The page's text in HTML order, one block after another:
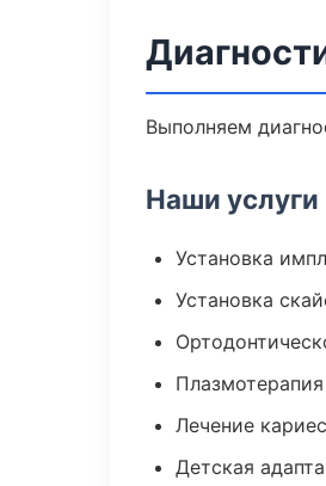
Выполняем
Наши услуги
Установка
Установка
Лечение
Детская